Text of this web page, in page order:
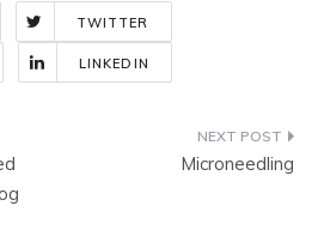
TWITTER
LINKEDIN
Microneedling